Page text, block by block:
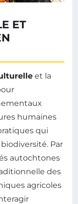
ET
et la
humaines
qui
Par
autochtones
des
agricoles